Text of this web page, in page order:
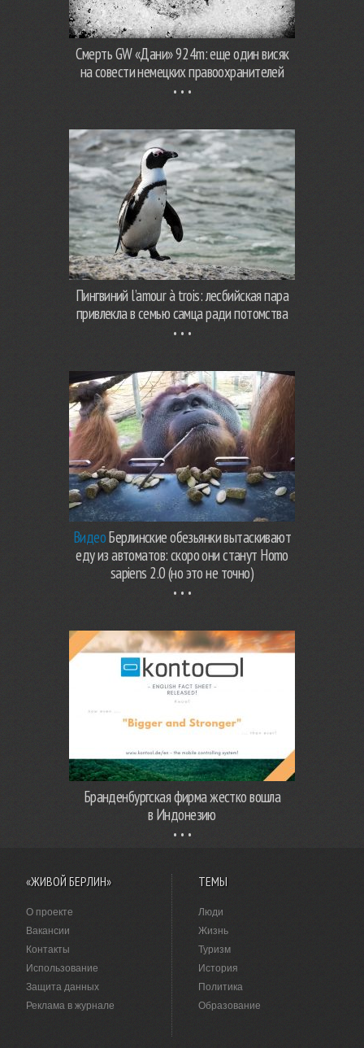
Смерть GW «Дани» 924m: еще один висяк
на совести немецких правоохранителей
Пингвиний l’amour à trois: лесбийская пара
привлекла в семью самца ради потомства
ВидеоБерлинские обезьянки вытаскивают
еду из автоматов: скоро они станут Homo
sapiens 2.0 (но это не точно)
Бранденбургская фирма жестко вошла
в Индонезию
«ЖИВОЙ БЕРЛИН»
О проекте
Вакансии
Контакты
Использование
Защита данных
Реклама в журнале
ТЕМЫ
Люди
Жизнь
Туризм
История
Политика
Образование